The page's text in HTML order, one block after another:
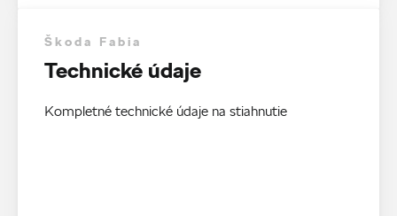
Škoda Fabia
Technické údaje
Kompletné technické údaje na stiahnutie